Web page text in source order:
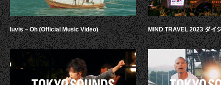
luvis – Oh (Official Music Video) MIND TRAVEL 2023 ダイ